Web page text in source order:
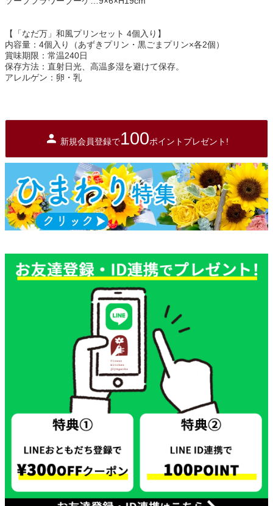
【「なだ万」和風プリンセット 4個入り】
内容量：4個入り（あずきプリン・黒ごまプリン×各2個）
賞味期限：常温240日
保存方法：直射日光、高温多湿を避けて保存。
アレルゲン：卵・乳
新規会員登録で100ポイントプレゼント!